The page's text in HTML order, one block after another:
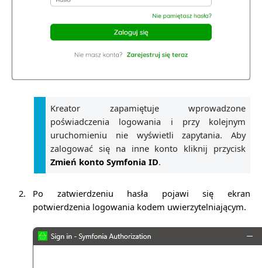
Kreator zapamiętuje wprowadzone
poświadczenia logowania i przy kolejnym
uruchomieniu nie wyświetli zapytania. Aby
zalogować się na inne konto kliknij przycisk
Zmień konto Symfonia ID.
2.
Po zatwierdzeniu hasła pojawi się ekran
potwierdzenia logowania kodem uwierzytelniającym.